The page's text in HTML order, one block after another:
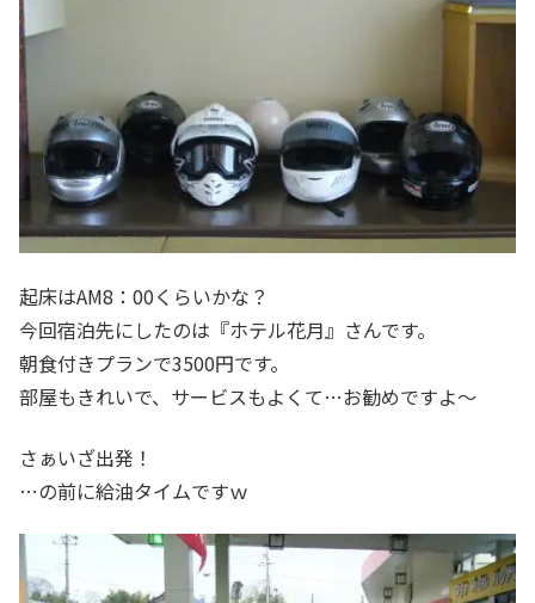
起床はAM8：00くらいかな？
今回宿泊先にしたのは『ホテル花月』さんです。
朝食付きプランで3500円です。
部屋もきれいで、サービスもよくて…お勧めですよ～
さぁいざ出発！
…の前に給油タイムですｗ